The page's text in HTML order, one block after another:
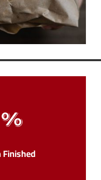
%
Finished